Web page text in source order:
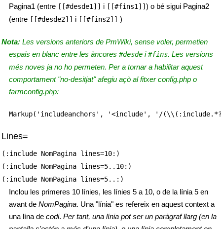
Pagina1 (entre [[#desde1]] i [[#fins1]] ) o bé sigui Pagina2
(entre [[#desde2]] i [[#fins2]] )
Nota: Les versions anteriors de PmWiki, sense voler, permetien
espais en blanc entre les àncores #desde i#fins. Les versions
més noves ja no ho permeten. Per a tornar a habilitar aquest
comportament "no-desitjat" afegiu açò al fitxerconfig.php o
farmconfig.php:
Markup('includeanchors', '<include', '/
Lines=
(:include NomPagina lines=10:)
(:include NomPagina lines=5..10:)
(:include NomPagina lines=5..:)
Inclou les primeres 10 línies, les línies 5 a 10, o de la línia 5 en
avant de NomPagina. Una "línia" es refereix en aquest context a
una lína de codi. Per tant, una línia pot ser un paràgraf llarg (en la